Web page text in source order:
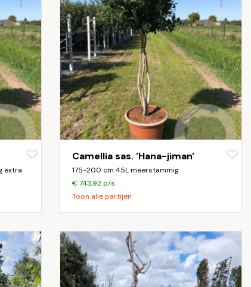
extra
Camellia sas. 'Hana-jiman'
175-200 cm 45L meerstammig
€ 743,92 p/s
Toon alle partijen